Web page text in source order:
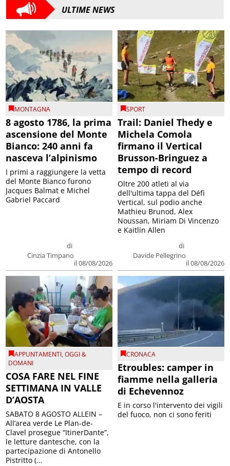
ULTIME NEWS
MONTAGNA
8 agosto 1786, la prima
ascensione del Monte
Bianco: 240 anni fa
nasceva l’alpinismo
di
Cinzia Timpano
il 08/08/2026
I primi a raggiungere la vetta
del Monte Bianco furono
Jacques Balmat e Michel
Gabriel Paccard
SPORT
Trail: Daniel Thedy e
Michela Comola
firmano il Vertical
Brusson-Bringuez a
tempo di record
di
Davide Pellegrino
il 08/08/2026
Oltre 200 atleti al via
dell'ultima tappa del Défì
Vertical, sul podio anche
Mathieu Brunod, Alex
Noussan, Miriam Di Vincenzo
e Kaitlin Allen
APPUNTAMENTI,OGGI &
DOMANI
COSA FARE NEL FINE
SETTIMANA IN VALLE
D’AOSTA
SABATO 8 AGOSTO ALLEIN –
All’area verde Le Plan-de-
Clavel prosegue “ItinerDante”,
le letture dantesche, con la
partecipazione di Antonello
Pistritto (...
CRONACA
Etroubles: camper in
fiamme nella galleria
di Echevennoz
E in corso l'intervento dei vigili
del fuoco, non ci sono feriti